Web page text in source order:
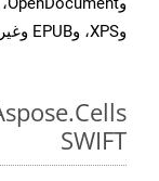
وXPS، وEPUB وغيرها الكثير.
SWIFT